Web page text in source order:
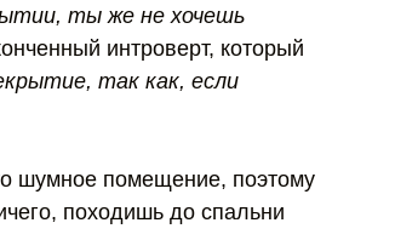
ты же не хочешь
интроверт, который
так как, если
шумное помещение, поэтому
походишь до спальни